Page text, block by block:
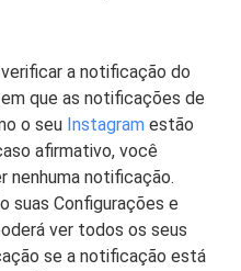
a notificação do
que as notificações de
o seu Instagram estão
afirmativo, você
nenhuma notificação.
suas Configurações e
ver todos os seus
se a notificação está